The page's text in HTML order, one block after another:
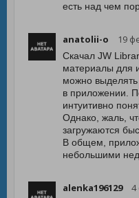
есть над чем
anatolii-o 19
Скачал JW
материалы для
можно выделять
в приложении.
интуитивно
Однако, жаль,
загружаются
В общем,
небольшими
alenka196129 4